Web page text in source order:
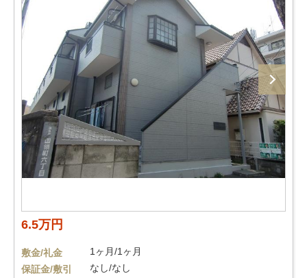
6.5万円
敷金/礼金
1ヶ月/1ヶ月
保証金/敷引
なし/なし